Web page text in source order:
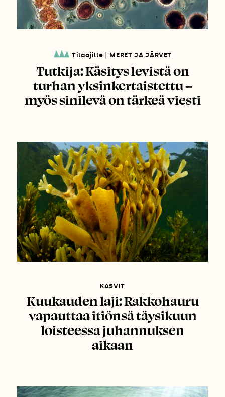
Tilaajille MERET JA JÄRVET
Tutkija: Käsitys levistä on
turhan yksinkertaistettu –
myös sinilevä on tärkeä viesti
KASVIT
Kuukauden laji: Rakkohauru
vapauttaa itiönsä täysikuun
loisteessa juhannuksen
aikaan